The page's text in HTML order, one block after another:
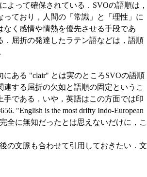
って確保されている．SVOの語順は，
ており，人間の「常識」と「理性」に
く感情や情熱を優先させる手段であ
屈折の発達したラテン語などは，語順
ある "clair" とは実のところSVOの語順
する屈折の欠如と語順の固定というこ
である．いや，英語はこの方面では印
"English is the most drifty Indo-European
全に無知だったとは思えないだけに，こ
文脈も合わせて引用しておきたい．文